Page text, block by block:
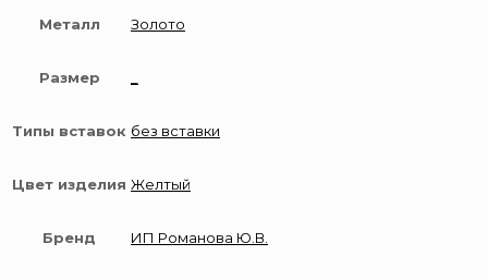
Металл Золото
Размер
Типы вставок без вставки
Цвет изделия Желтый
Бренд ИП Романова Ю.В.